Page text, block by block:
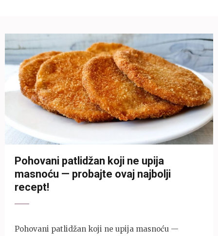
Pohovani patlidžan koji ne upija
masnoću — probajte ovaj najbolji
recept!
Pohovani patlidžan koji ne upija masnoću —